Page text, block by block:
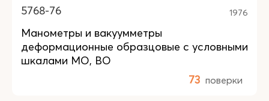
5768-76 1976
Манометры и вакуумметры
деформационные образцовые с условными
шкалами МО, ВО
73 поверки